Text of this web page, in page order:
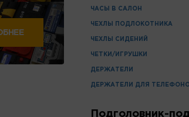
ЧАСЫ В САЛОН
ЧЕХЛЫ ПОДЛОКОТНИКА
ЧЕХЛЫ СИДЕНИЙ
ЧЕТКИ/ИГРУШКИ
ДЕРЖАТЕЛИ
ДЕРЖАТЕЛИ ДЛЯ
Подголовник-